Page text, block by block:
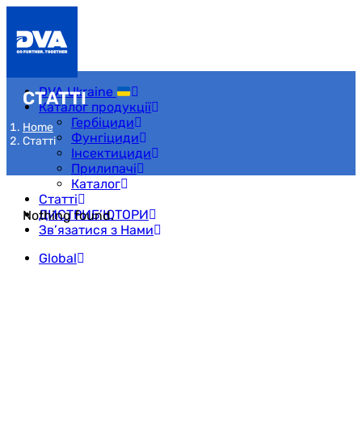
DVA Ukraine
Каталог продукції
Гербіциди
Фунгіциди
Інсектициди
Прилипачі
Каталог
Статті
ДИСТРИБ’ЮТОРИ
Зв’язатися з Нами
Global
СТАТТІ
Home
Статті
Nothing found.